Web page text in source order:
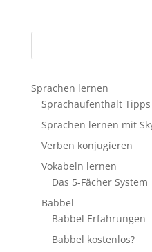
Sprachen lernen
Sprachaufenthalt Tipps
Sprachen lernen mit
Verben konjugieren
Vokabeln lernen
Das 5-Fächer System
Babbel
Babbel Erfahrungen
Babbel kostenlos?